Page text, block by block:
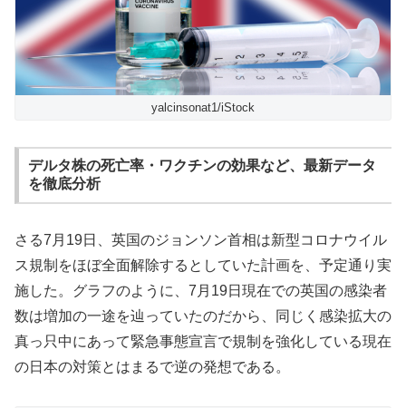
yalcinsonat1/iStock
デルタ株の死亡率・ワクチンの効果など、最新データ
を徹底分析
さる7月19日、英国のジョンソン首相は新型コロナウイル
ス規制をほぼ全面解除するとしていた計画を、予定通り実
施した。グラフのように、7月19日現在での英国の感染者
数は増加の一途を辿っていたのだから、同じく感染拡大の
真っ只中にあって緊急事態宣言で規制を強化している現在
の日本の対策とはまるで逆の発想である。